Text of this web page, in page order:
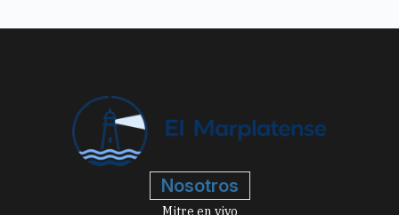
Nosotros
Mitre en vivo